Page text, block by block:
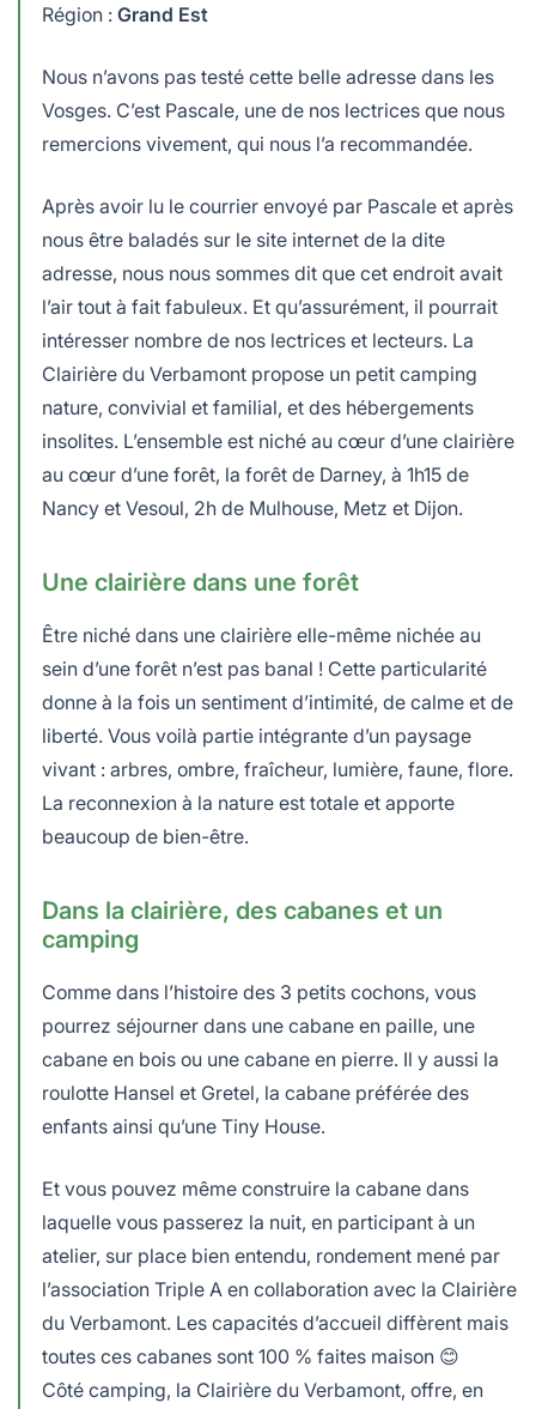
Région : Grand Est
Nous n’avons pas testé cette belle adresse dans les
Vosges. C’est Pascale, une de nos lectrices que nous
remercions vivement, qui nous l’a recommandée.
Après avoir lu le courrier envoyé par Pascale et après
nous être baladés sur le site internet de la dite
adresse, nous nous sommes dit que cet endroit avait
l’air tout à fait fabuleux. Et qu’assurément, il pourrait
intéresser nombre de nos lectrices et lecteurs. La
Clairière du Verbamont propose un petit camping
nature, convivial et familial, et des hébergements
insolites. L’ensemble est niché au cœur d’une clairière
au cœur d’une forêt, la forêt de Darney, à 1h15 de
Nancy et Vesoul, 2h de Mulhouse, Metz et Dijon.
Une clairière dans une forêt
Être niché dans une clairière elle-même nichée au
sein d’une forêt n’est pas banal ! Cette particularité
donne à la fois un sentiment d’intimité, de calme et de
liberté. Vous voilà partie intégrante d’un paysage
vivant : arbres, ombre, fraîcheur, lumière, faune, flore.
La reconnexion à la nature est totale et apporte
beaucoup de bien-être.
Dans la clairière, des cabanes et un
camping
Comme dans l’histoire des 3 petits cochons, vous
pourrez séjourner dans une cabane en paille, une
cabane en bois ou une cabane en pierre. Il y aussi la
roulotte Hansel et Gretel, la cabane préférée des
enfants ainsi qu’une Tiny House.
Et vous pouvez même construire la cabane dans
laquelle vous passerez la nuit, en participant à un
atelier, sur place bien entendu, rondement mené par
l’association Triple A en collaboration avec la Clairière
du Verbamont. Les capacités d’accueil diffèrent mais
toutes ces cabanes sont 100 % faites maison 😊
Côté camping, la Clairière du Verbamont, offre, en